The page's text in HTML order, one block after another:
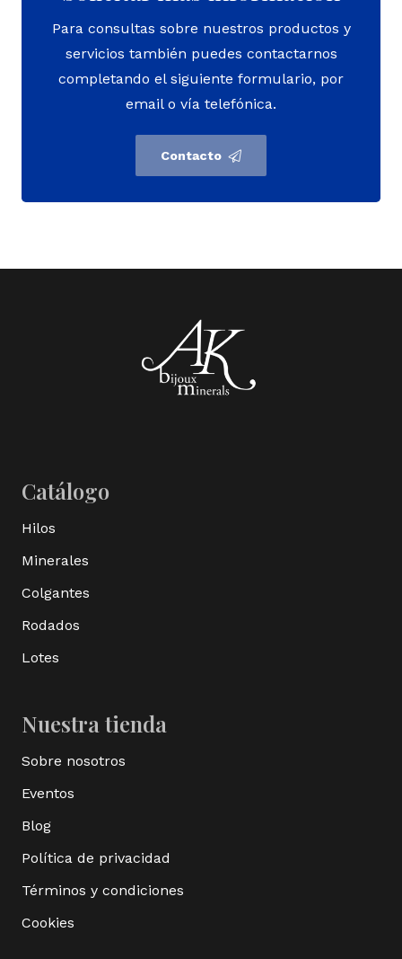
Para consultas sobre nuestros productos y
servicios también puedes contactarnos
completando el siguiente formulario, por
email o vía telefónica.
Contacto
Catálogo
Hilos
Minerales
Colgantes
Rodados
Lotes
Nuestra tienda
Sobre nosotros
Eventos
Blog
Política de privacidad
Términos y condiciones
Cookies